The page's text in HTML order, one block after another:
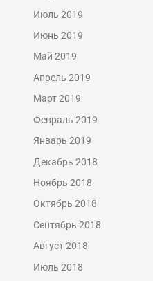
Июль 2019
Июнь 2019
Май 2019
Апрель 2019
Март 2019
Февраль 2019
Январь 2019
Декабрь 2018
Ноябрь 2018
Октябрь 2018
Сентябрь 2018
Август 2018
Июль 2018